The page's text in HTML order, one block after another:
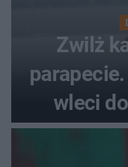
Zwilż
wleci